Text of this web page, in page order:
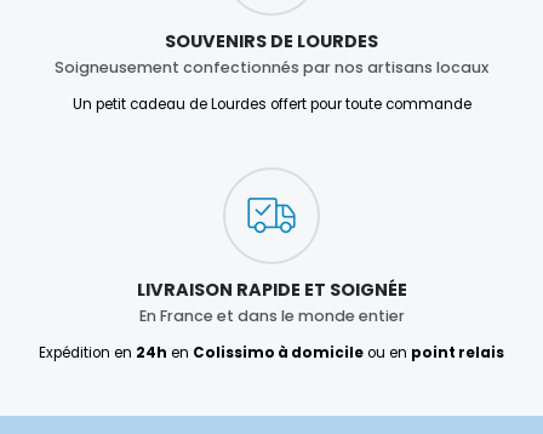
SOUVENIRS DE LOURDES
Soigneusement confectionnés par nos artisans locaux
Un petit cadeau de Lourdes offert pour toute commande
LIVRAISON RAPIDE ET SOIGNÉE
En France et dans le monde entier
Expédition en 24h en Colissimo à domicileou en point relais